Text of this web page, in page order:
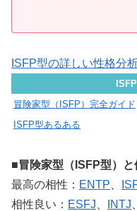
ISFP型の詳しい性格分
冒険家型（ISFP）完全ガイド
ISFP型あるある
■冒険家型（ISFP型）
最高の相性： ENTP
相性良い： ESFJ INTJ